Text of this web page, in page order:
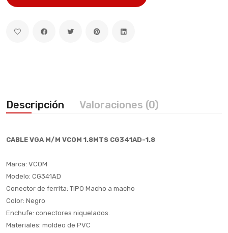
Descripción Valoraciones (0)
CABLE VGA M/M VCOM 1.8MTS CG341AD-1.8
Marca: VCOM
Modelo: CG341AD
Conector de ferrita: TIPO Macho a macho
Color: Negro
Enchufe: conectores niquelados.
Materiales: moldeo de PVC